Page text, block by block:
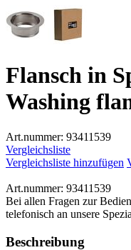
Flansch in
Washing
Art.nummer: 93411539
Vergleichsliste
Vergleichsliste hinzufügen
Art.nummer: 93411539
Bei allen Fragen zur
telefonisch an unsere
Beschreibung